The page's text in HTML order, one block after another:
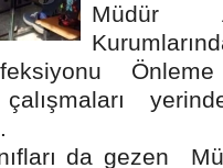
Müdür
da gezen